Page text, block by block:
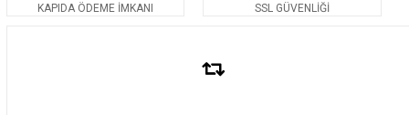
KAPIDA ÖDEME İMKANI SSL GÜVENLİĞİ